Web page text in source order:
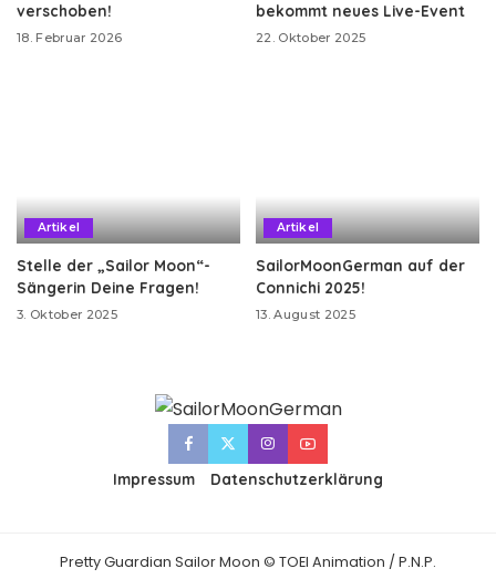
verschoben!
18. Februar 2026
bekommt neues Live-Event
22. Oktober 2025
Artikel
Stelle der „Sailor Moon“-
Sängerin Deine Fragen!
3. Oktober 2025
Artikel
SailorMoonGerman auf der
Connichi 2025!
13. August 2025
Impressum Datenschutzerklärung
Pretty Guardian Sailor Moon © TOEI Animation / P.N.P.